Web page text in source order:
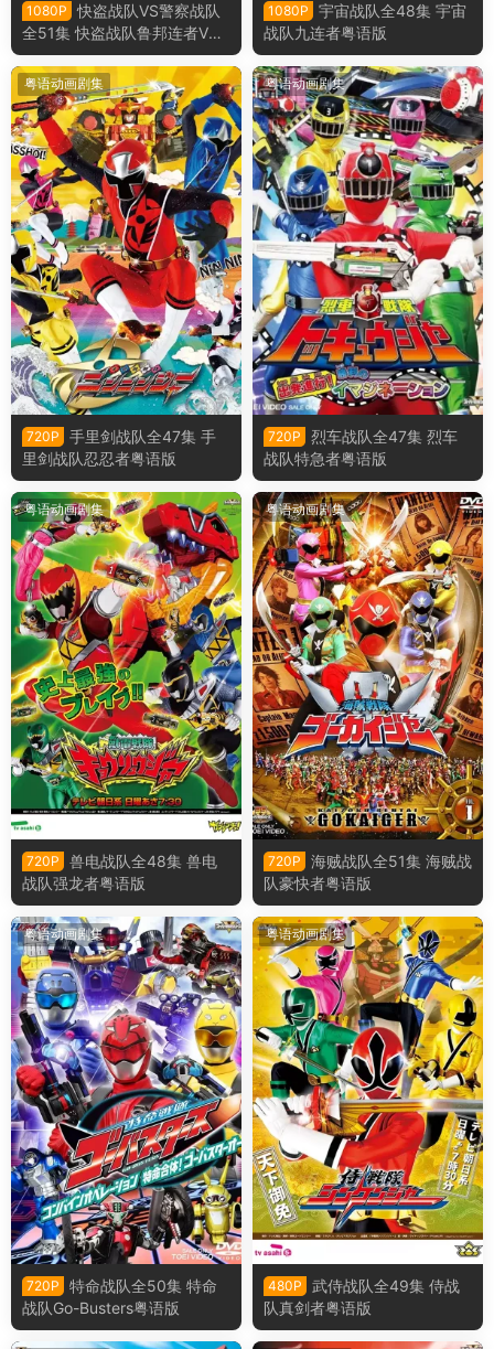
1080P
快盗战队VS警察战队
全51集 快盗战队鲁邦连者VS
警察战队巡逻连者粤语版
1080P
宇宙战队全48集 宇宙
战队九连者粤语版
粤语动画剧集
720P
手里剑战队全47集 手
里剑战队忍忍者粤语版
粤语动画剧集
720P
烈车战队全47集 烈车
战队特急者粤语版
粤语动画剧集
720P
兽电战队全48集 兽电
战队强龙者粤语版
粤语动画剧集
720P
海贼战队全51集 海贼战
队豪快者粤语版
粤语动画剧集
720P
特命战队全50集 特命
战队Go-Busters粤语版
粤语动画剧集
480P
武侍战队全49集 侍战
队真剑者粤语版